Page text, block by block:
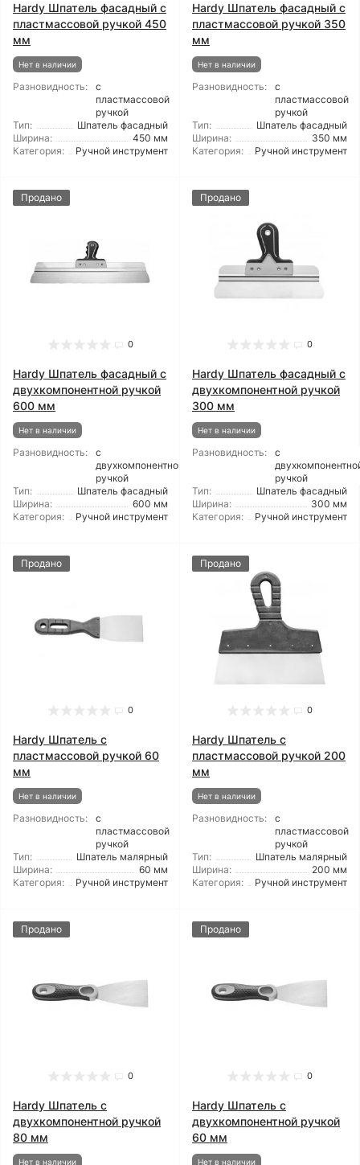
Hardy Шпатель фасадный с
пластмассовой ручкой 450
мм
Нет в наличии
Разновидность:
с
пластмассовой
ручкой
Тип:
Шпатель фасадный
Ширина:
450 мм
Категория:
Ручной инструмент
Hardy Шпатель фасадный с
пластмассовой ручкой 350
мм
Нет в наличии
Разновидность:
с
пластмассовой
ручкой
Тип:
Шпатель фасадный
Ширина:
350 мм
Категория:
Ручной инструмент
Продано
0
Hardy Шпатель фасадный с
двухкомпонентной ручкой
600 мм
Нет в наличии
Разновидность:
с
двухкомпонентной
ручкой
Тип:
Шпатель фасадный
Ширина:
600 мм
Категория:
Ручной инструмент
Продано
0
Hardy Шпатель фасадный с
двухкомпонентной ручкой
300 мм
Нет в наличии
Разновидность:
с
ручкой
Тип:
Шпатель фасадный
Ширина:
300 мм
Категория:
Ручной инструмент
Продано
0
Hardy Шпатель с
пластмассовой ручкой 60
мм
Нет в наличии
Разновидность:
с
пластмассовой
ручкой
Тип:
Шпатель малярный
Ширина:
60 мм
Категория:
Ручной инструмент
Продано
0
Hardy Шпатель с
пластмассовой ручкой 200
мм
Нет в наличии
Разновидность:
с
пластмассовой
ручкой
Тип:
Шпатель малярный
Ширина:
200 мм
Категория:
Ручной инструмент
Продано
0
Hardy Шпатель с
двухкомпонентной ручкой
80 мм
Нет в наличии
Продано
0
Hardy Шпатель с
двухкомпонентной ручкой
60 мм
Нет в наличии